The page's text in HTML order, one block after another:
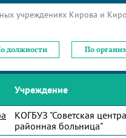
учреждениях Кирова и
должности По
Учреждение
КОГБУЗ "Советская
районная больница"